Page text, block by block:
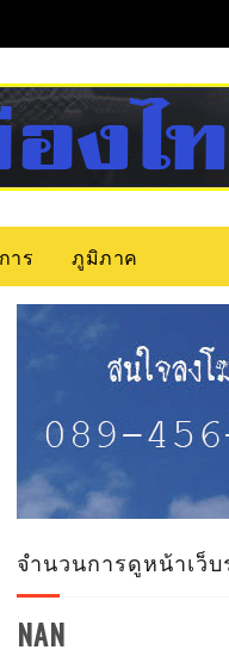
าร ภูมิภาค
จำนวนการดูหน้าเว็บ
NAN